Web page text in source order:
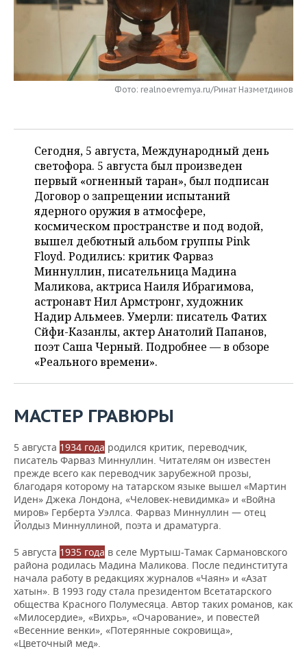
НЕФТЕХИМИЯ
РОЗНИЧНАЯ ТОРГОВЛЯ
ТРАНСПОРТ
НОВОСТИ ТЕХНОЛОГИЙ
НОВОСТИ МЕРОПРИЯТИЙ
ВЫЕЗДНАЯ РЕДАКЦИЯ
ONLINE-КОНФЕРЕНЦИИ
ОТКРЫТАЯ ЛЕКЦИЯ
НОВОСТИ СПОРТА
ХОККЕЙ
БАСКЕТБОЛ
ВОЛЕЙБОЛ
КИБЕРСПОРТ
ФИГУРНОЕ КАТАНИЕ
ВОДНЫЕ ВИДЫ СПОРТА
ХОККЕЙ С МЯЧОМ
ВЛАСТЬ
ИНФРАСТРУКТУРА
ИСТОРИЯ
КУЛЬТУРА
МЕДИЦИНА
ОБРАЗОВАНИЕ
ПРОИСШЕСТВИЯ
СЮЖЕТЫ
СПРАВОЧНИК
СПИСОК ПЕРСОН
СПИСОК КОМПАНИЙ
ПОЛНАЯ ВЕРСИЯ
Фото: realnoevremya.ru/Ринат Назметдинов
Сегодня, 5 августа, Международный день
светофора. 5 августа был произведен
первый «огненный таран», был подписан
Договор о запрещении испытаний
ядерного оружия в атмосфере,
космическом пространстве и под водой,
вышел дебютный альбом группы Pink
Floyd. Родились: критик Фарваз
Миннуллин, писательница Мадина
Маликова, актриса Наиля Ибрагимова,
астронавт Нил Армстронг, художник
Надир Альмеев. Умерли: писатель Фатих
Сәйфи-Казанлы, актер Анатолий Папанов,
поэт Саша Черный. Подробнее — в обзоре
«Реального времени».
МАСТЕР ГРАВЮРЫ
5 августа 1934 года родился критик, переводчик,
писатель Фарваз Миннуллин. Читателям он известен
прежде всего как переводчик зарубежной прозы,
благодаря которому на татарском языке вышел «Мартин
Иден» Джека Лондона, «Человек-невидимка» и «Война
миров» Герберта Уэллса. Фарваз Миннуллин — отец
Йолдыз Миннуллиной, поэта и драматурга.
5 августа 1935 года в селе Муртыш‑Тамак Сармановского
района родилась Мадина Маликова. После пединститута
начала работу в редакциях журналов «Чаян» и «Азат
хатын». В 1993 году стала президентом Всетатарского
общества Красного Полумесяца. Автор таких романов, как
«Милосердие», «Вихрь», «Очарование», и повестей
«Весенние венки», «Потерянные сокровища»,
«Цветочный мед».